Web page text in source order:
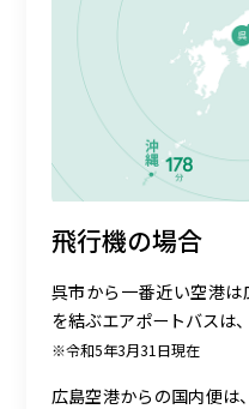
飛行機の場合
呉市から一番近い空港
を結ぶエアポートバスは
※令和5年3月31日現在
広島空港からの国内便